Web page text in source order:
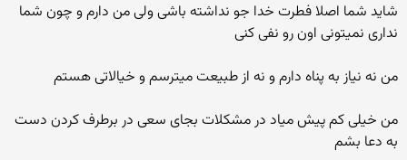
شاید شما اصلا فطرت خدا جو نداشته باشی ولی من دارم و چون شما
نداری نمیتونی اون رو نفی کنی
من نه نیاز به پناه دارم و نه از طبیعت میترسم و خیالاتی هستم
من خیلی کم پیش میاد در مشکلات بجای سعی در برطرف کردن دست
به دعا بشم